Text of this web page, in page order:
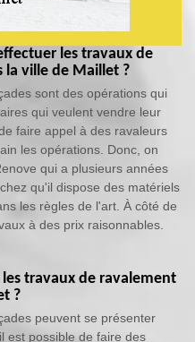
les travaux de
la ville de Maillet ?
sont des opérations qui
qui veulent vendre leur
faire appel à des ravaleurs
les opérations. Donc, on
qui a plusieurs années
qu'il dispose des matériels
les règles de l'art. À côté de
à des prix raisonnables.
travaux de ravalement
?
peuvent se présenter
est possible de faire des